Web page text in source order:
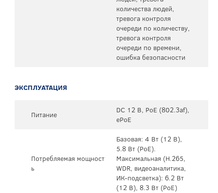
количества людей,
тревога контроля
очереди по количеству,
тревога контроля
очереди по времени,
ошибка безопасности
ЭКСПЛУАТАЦИЯ
Питание
DC 12 В, PoE (802.3af),
ePoE
Потребляемая мощност
ь
Базовая: 4 Вт (12 В),
5.8 Вт (PoE).
Максимальная (H.265,
WDR, видеоаналитика,
ИК-подсветка): 6.2 Вт
(12 В), 8.3 Вт (PoE)